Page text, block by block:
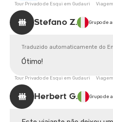
Tour Privado de Esqui em Gudauri
Stefano Z. Grupo de
Traduzido automaticamente do
Ótimo!
Tour Privado de Esqui em Gudauri
Herbert G. Grupo de